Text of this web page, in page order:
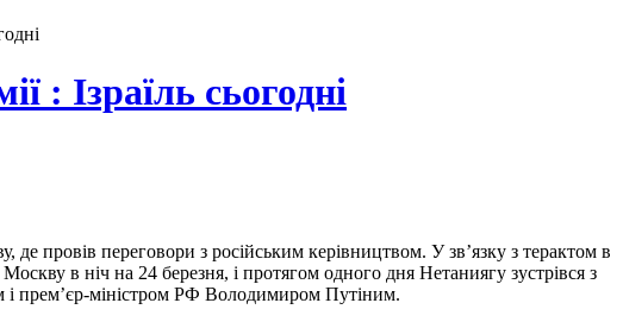
: Ізраїль сьогодні
де провів переговори з російським керівництвом. У зв’язку з терактом в
в ніч на 24 березня, і протягом одного дня Нетаниягу зустрівся з
прем’єр-міністром РФ Володимиром Путіним.